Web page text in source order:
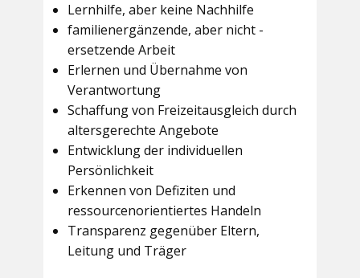
Lernhilfe, aber keine Nachhilfe
familienergänzende, aber nicht -
ersetzende Arbeit
Erlernen und Übernahme von
Verantwortung
Schaffung von Freizeitausgleich durch
altersgerechte Angebote
Entwicklung der individuellen
Persönlichkeit
Erkennen von Defiziten und
ressourcenorientiertes Handeln
Transparenz gegenüber Eltern,
Leitung und Träger